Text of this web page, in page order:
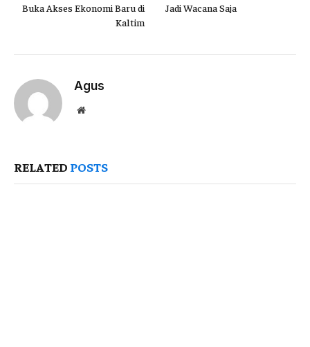
Buka Akses Ekonomi Baru di
Kaltim
Jadi Wacana Saja
Agus
Website
RELATED POSTS